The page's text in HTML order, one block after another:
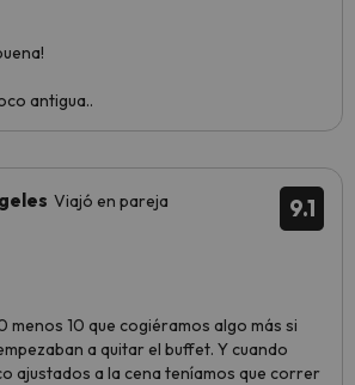
antigua..
9.1
Viajó en pareja
menos 10 que cogiéramos algo más si
a quitar el buffet. Y cuando
ajustados a la cena teníamos que correr